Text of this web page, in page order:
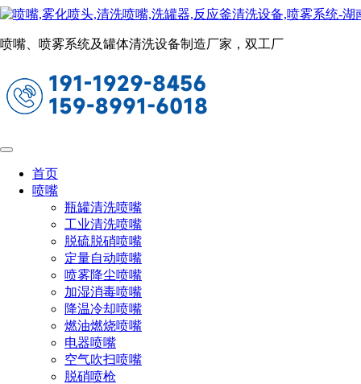
喷嘴、喷雾系统及罐体清洗设备制造厂家，双工厂
首页
喷嘴
瓶罐清洗喷嘴
工业清洗喷嘴
脱硫脱硝喷嘴
定量自动喷嘴
喷雾降尘喷嘴
加湿消毒喷嘴
降温冷却喷嘴
燃油燃烧喷嘴
电器喷嘴
空气吹扫喷嘴
脱硝喷枪
光伏板清洗喷嘴